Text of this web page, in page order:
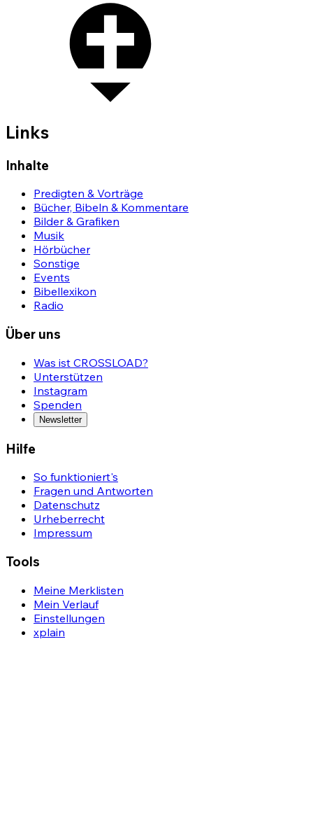
Links
Inhalte
Predigten & Vorträge
Bücher, Bibeln & Kommentare
Bilder & Grafiken
Musik
Hörbücher
Sonstige
Events
Bibellexikon
Radio
Über uns
Was ist CROSSLOAD?
Unterstützen
Instagram
Spenden
Newsletter
Hilfe
So funktioniert's
Fragen und Antworten
Datenschutz
Urheberrecht
Impressum
Tools
Meine Merklisten
Mein Verlauf
Einstellungen
xplain